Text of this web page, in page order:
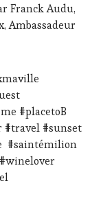
Franck Audu,
Ambassadeur
#placetoB
#travel #sunset
#saintémilion
au Château